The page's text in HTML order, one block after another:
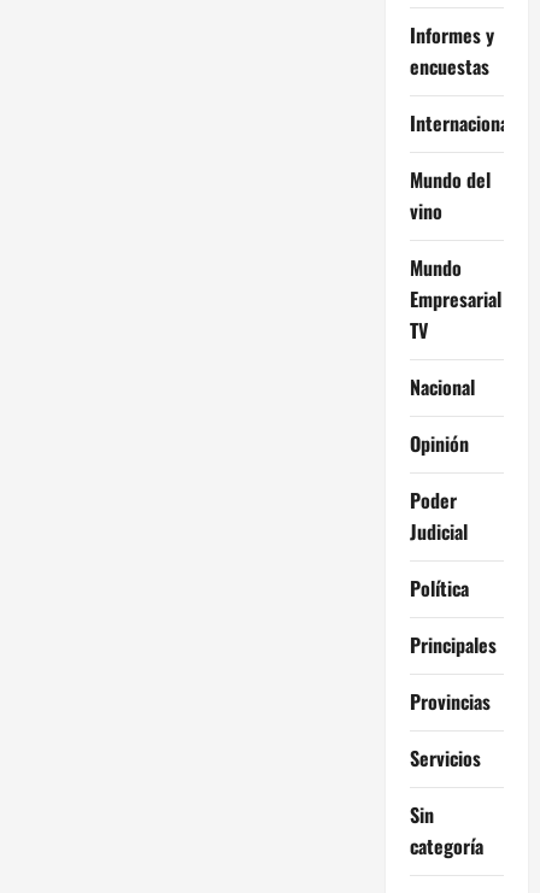
Informes y
encuestas
Internacional
Mundo del
vino
Mundo
Empresarial
TV
Nacional
Opinión
Poder
Judicial
Política
Principales
Provincias
Servicios
Sin
categoría